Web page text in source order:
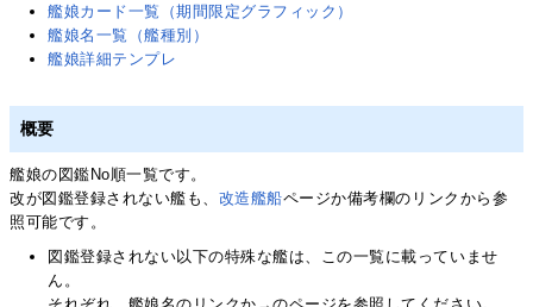
艦娘カード一覧（期間限定グラフィック）
艦娘名一覧（艦種別）
艦娘詳細テンプレ
概要
艦娘の図鑑No順一覧です。
改が図鑑登録されない艦も、 改造艦船ページか備考欄のリンクから参
照可能です。
図鑑登録されない以下の特殊な艦は、この一覧に載っていませ
ん。